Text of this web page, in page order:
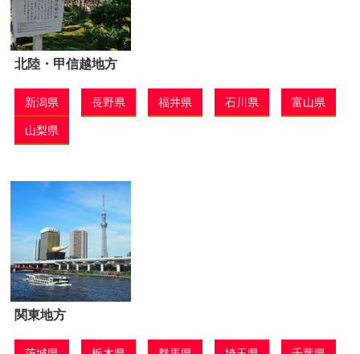
北陸・甲信越地方
新潟県 長野県 福井県 石川県
富山県
山梨県
関東地方